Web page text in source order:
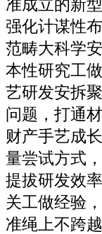
准成立的新
强化计谋性
范畴大科学
本性研究工
艺研发安拆
问题，打通
财产手艺成
量尝试方式
提拔研发效
关工做经验
准绳上不跨